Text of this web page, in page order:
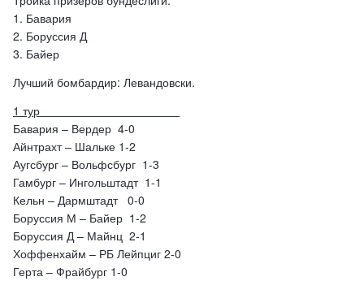
1. Бавария
2. Боруссия Д
3. Байер
Лучший бомбардир: Левандовски.
1 тур
Бавария – Вердер 4-0
Айнтрахт – Шальке 1-2
Аугсбург – Вольфсбург 1-3
Гамбург – Ингольштадт 1-1
Кельн – Дармштадт 0-0
Боруссия М – Байер 1-2
Боруссия Д – Майнц 2-1
Хоффенхайм – РБ Лейпциг 2-0
Герта – Фрайбург 1-0